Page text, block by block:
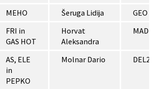
MEHO Šeruga Lidija
GEO
FRI in
GAS HOT
Horvat
Aleksandra
MAD2
AS, ELE
in
PEPKO
Molnar Dario DEL2